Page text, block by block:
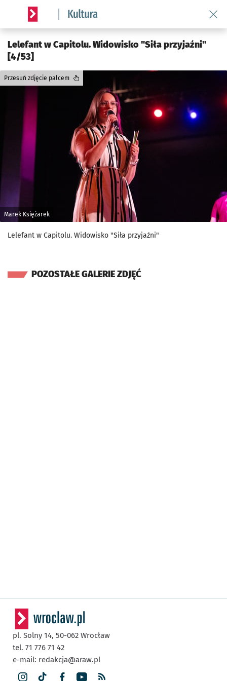
Serwis informacyjny wroclaw.pl podserwis: Kultura
Lelefant w Capitolu. Widowisko "Siła przyjaźni"
[4/53]
Marek Księżarek
Przesuń zdjęcie palcem
Lelefant w Capitolu. Widowisko "Siła przyjaźni"
POZOSTAŁE GALERIE ZDJĘĆ
pl. Solny 14, 50-062 Wrocław
tel. 71 776 71 42
e-mail: redakcja@araw.pl